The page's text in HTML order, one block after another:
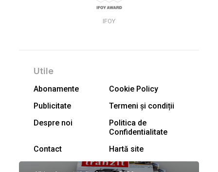
IFOY
Utile
Abonamente
Cookie Policy
Publicitate
Termeni și condiții
Despre noi
Politica de
Confidentialitate
Contact
Hartă site